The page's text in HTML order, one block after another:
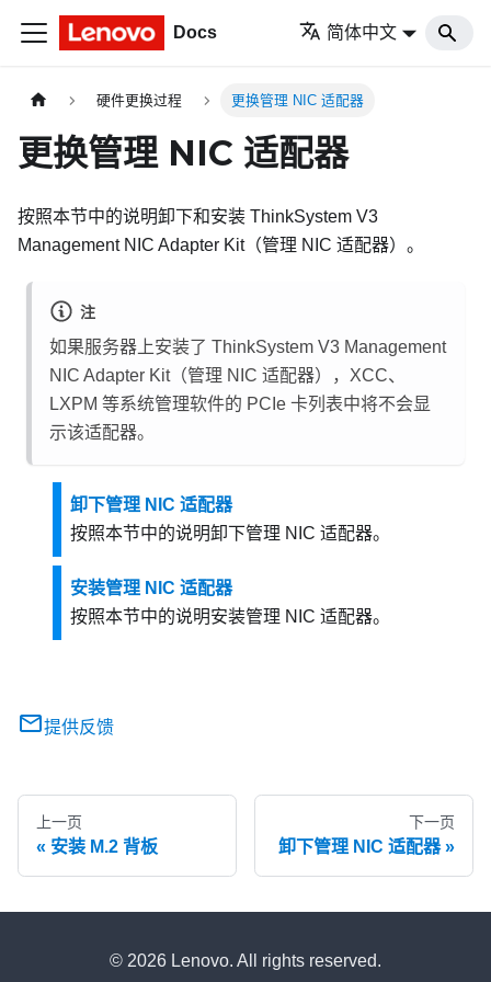
Docs 简体中文
硬件更换过程 更换管理 NIC 适配器
更换管理 NIC 适配器
按照本节中的说明卸下和安装 ThinkSystem V3
Management NIC Adapter Kit（管理 NIC 适配器）。
注
如果服务器上安装了 ThinkSystem V3 Management
NIC Adapter Kit（管理 NIC 适配器），XCC、
LXPM 等系统管理软件的 PCIe 卡列表中将不会显
示该适配器。
卸下管理 NIC 适配器
按照本节中的说明卸下管理 NIC 适配器。
安装管理 NIC 适配器
按照本节中的说明安装管理 NIC 适配器。
提供反馈
上一页
安装 M.2 背板
下一页
卸下管理 NIC 适配器
© 2026 Lenovo. All rights reserved.